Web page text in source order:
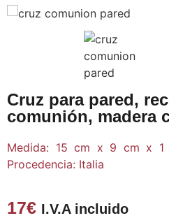
Cruz para pared,
comunión, madera
Medida: 15 cm x 9 cm x 1
Procedencia: Italia
17€ I.V.A incluido